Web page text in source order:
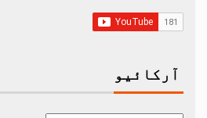
آرکائیو